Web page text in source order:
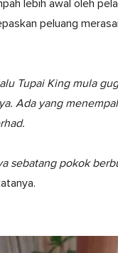
lebih awal oleh
peluang
Tupai King mula
Ada yang
sebatang pokok